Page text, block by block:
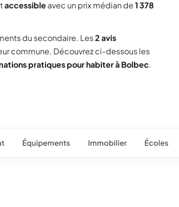
accessibleavec un prix médian de1 378
du secondaire. Les2 avis
commune. Découvrez ci-dessous les
pratiques pour habiter à Bolbec.
Équipements Immobilier Écoles